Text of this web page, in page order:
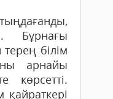
Бұрнағы
білім
арнайы
көрсетті.